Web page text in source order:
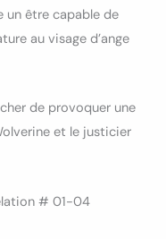
un être capable de
au visage d’ange
de provoquer une
et le justicier
# 01-04